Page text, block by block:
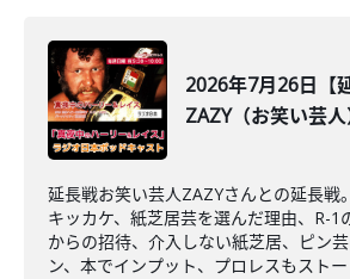
2026年7月26日【
ZAZY（お笑い芸人
延長戦お笑い芸人ZAZYさんとの延長戦
キッカケ、紙芝居芸を選んだ理由、R-1
からの招待、介入しない紙芝居、ピン
ン、本でインプット、プロレスもストー